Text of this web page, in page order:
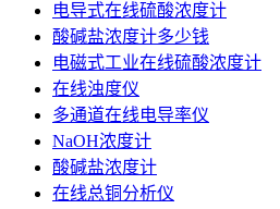
电导式在线硫酸浓度计
酸碱盐浓度计多少钱
电磁式工业在线硫酸浓度计
在线浊度仪
多通道在线电导率仪
NaOH浓度计
酸碱盐浓度计
在线总铜分析仪